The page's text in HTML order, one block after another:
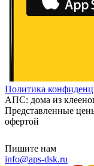
Политика
АПС: дома из
Представленные
офертой
Пишите нам
info@aps-dsk.ru